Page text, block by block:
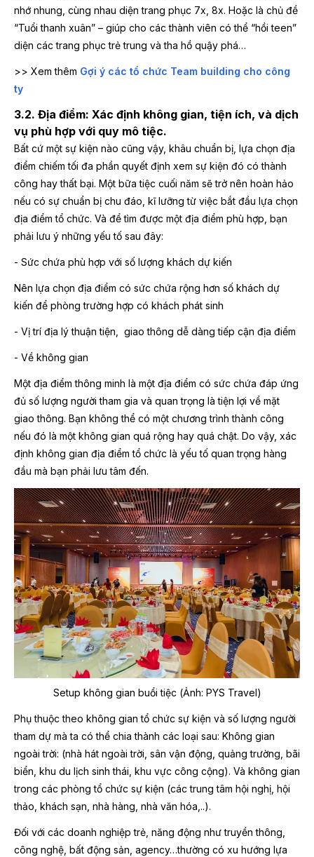
nhớ nhung, cùng nhau diện trang phục 7x, 8x. Hoặc là chủ đề
“Tuổi thanh xuân” – giúp cho các thành viên có thể “hồi teen”
diện các trang phục trẻ trung và tha hồ quậy phá…
>> Xem thêm Gợi ý các tổ chức Team building cho công
ty
3.2. Địa điểm: Xác định không gian, tiện ích, và dịch
vụ phù hợp với quy mô tiệc.
Bất cứ một sự kiện nào cũng vậy, khâu chuẩn bị, lựa chọn địa
điểm chiếm tối đa phần quyết định xem sự kiện đó có thành
công hay thất bại. Một bữa tiệc cuối năm sẽ trở nên hoàn hảo
nếu có sự chuẩn bị chu đáo, kĩ lưỡng từ việc bắt đầu lựa chọn
địa điểm tổ chức. Và để tìm được một địa điểm phù hợp, bạn
phải lưu ý những yếu tố sau đây:
- Sức chứa phù hợp với số lượng khách dự kiến
Nên lựa chọn địa điểm có sức chứa rộng hơn số khách dự
kiến để phòng trường hợp có khách phát sinh
- Vị trí địa lý thuận tiện, giao thông dễ dàng tiếp cận địa điểm
- Về không gian
Một địa điểm thông minh là một địa điểm có sức chứa đáp ứng
đủ số lượng người tham gia và quan trọng là tiện lợi về mặt
giao thông. Bạn không thể có một chương trình thành công
nếu đó là một không gian quá rộng hay quá chật. Do vậy, xác
định không gian địa điểm tổ chức là yếu tố quan trọng hàng
đầu mà bạn phải lưu tâm đến.
Setup không gian buổi tiệc (Ảnh: PYS Travel)
Phụ thuộc theo không gian tổ chức sự kiện và số lượng người
tham dự mà ta có thể chia thành các loại sau: Không gian
ngoài trời: (nhà hát ngoài trời, sân vận động, quảng trường, bãi
biển, khu du lịch sinh thái, khu vực công cộng). Và không gian
trong các phòng tổ chức sự kiện (các trung tâm hội nghị, hội
thảo, khách sạn, nhà hàng, nhà văn hóa,..).
Đối với các doanh nghiệp trẻ, năng động như truyền thông,
công nghệ, bất động sản, agency…thường có xu hướng lựa